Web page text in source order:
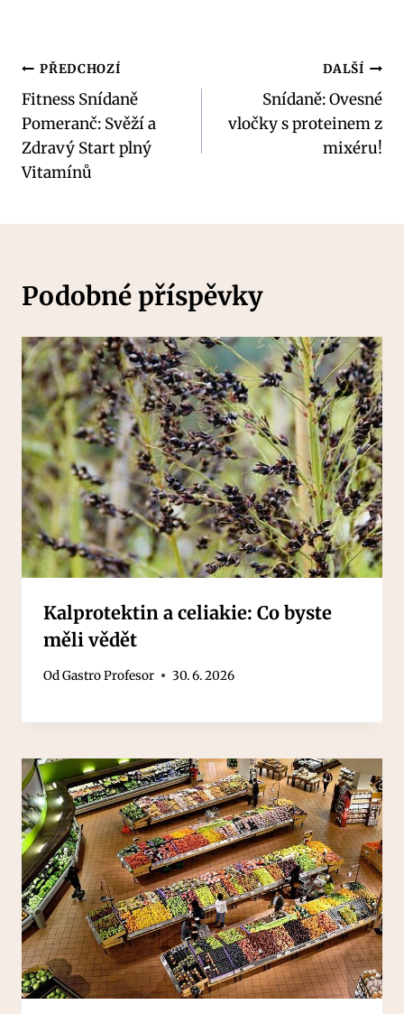
Navigace
pro
příspěvek
PŘEDCHOZÍ
Fitness Snídaně
Pomeranč: Svěží a
Zdravý Start plný
Vitamínů
DALŠÍ
Snídaně: Ovesné
vločky s proteinem z
mixéru!
Podobné příspěvky
Kalprotektin a celiakie: Co byste
měli vědět
OdGastro Profesor 30. 6. 2026